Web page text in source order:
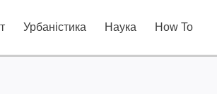
Урбаністика Наука How To